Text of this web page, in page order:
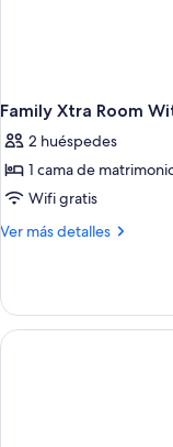
Family Xtra Room
2 huéspedes
1 cama de
Wifi gratis
Ver más detalles
Más
Xtra
Room
With